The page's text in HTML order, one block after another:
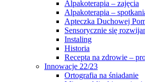
Alpakoterapia – zajęcia
Alpakoterapia –
Apteczka Duchowej
Sensorycznie się
Instaling
Historia
Recepta na zdrowie –
Innowacje 22/23
Ortografia na śniadanie